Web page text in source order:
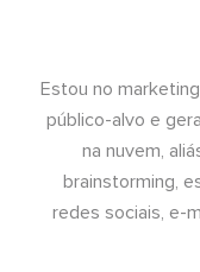
Estou no
público-alvo e
na nuvem,
brainstorming,
redes sociais, e-